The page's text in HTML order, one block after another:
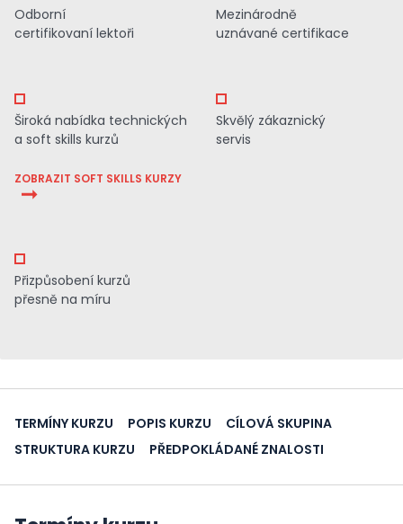
Odborní
certifikovaní lektoři
Mezinárodně
uznávané certifikace
Široká nabídka technických
a soft skills kurzů
ZOBRAZIT SOFT SKILLS KURZY
Skvělý zákaznický
servis
Přizpůsobení kurzů
přesně na míru
TERMÍNY KURZU POPIS KURZU
CÍLOVÁ SKUPINA
STRUKTURA KURZU
PŘEDPOKLÁDANÉ ZNALOSTI